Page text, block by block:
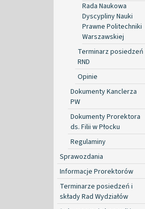
Rada Naukowa
Dyscypliny Nauki
Prawne Politechniki
Warszawskiej
Terminarz posiedzeń
RND
Opinie
Dokumenty Kanclerza
PW
Dokumenty Prorektora
ds. Filii w Płocku
Regulaminy
Sprawozdania
Informacje Prorektorów
Terminarze posiedzeń i
składy Rad Wydziałów